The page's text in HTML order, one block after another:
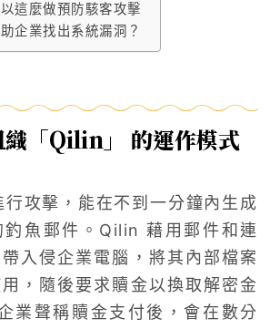
這麼做預防駭客攻擊
企業找出系統漏洞？
織「Qilin」 的運作模式
攻擊，能在不到一分鐘內生成
釣魚郵件。Qilin 藉用郵件和連
入侵企業電腦，將其內部檔案
，隨後要求贖金以換取解密金
業聲稱贖金支付後，會在數分